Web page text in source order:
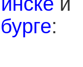
: